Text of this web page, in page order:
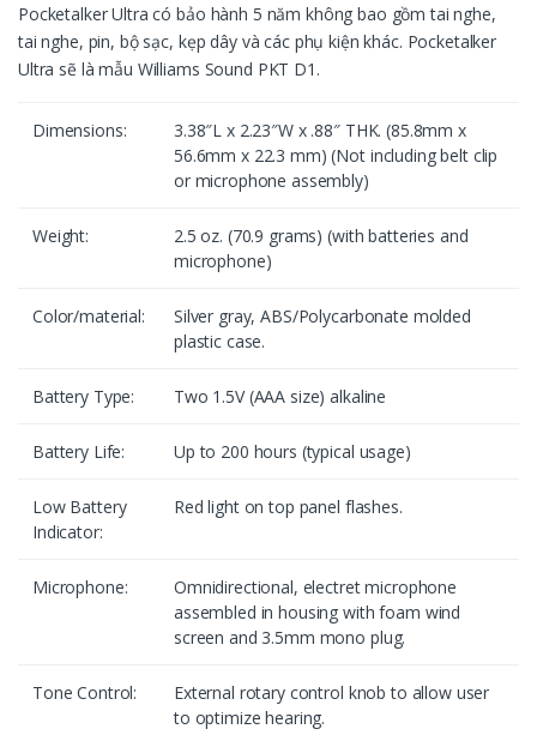
Pocketalker Ultra có bảo hành 5 năm không bao gồm tai nghe,
tai nghe, pin, bộ sạc, kẹp dây và các phụ kiện khác. Pocketalker
Ultra sẽ là mẫu Williams Sound PKT D1.
Dimensions:
3.38″L x 2.23″W x .88″ THK. (85.8mm x
56.6mm x 22.3 mm) (Not including belt clip
or microphone assembly)
Weight:
2.5 oz. (70.9 grams) (with batteries and
microphone)
Color/material:
Silver gray, ABS/Polycarbonate molded
plastic case.
Battery Type: Two 1.5V (AAA size) alkaline
Battery Life: Up to 200 hours (typical usage)
Low Battery
Indicator:
Red light on top panel flashes.
Microphone:
Omnidirectional, electret microphone
assembled in housing with foam wind
screen and 3.5mm mono plug.
Tone Control:
External rotary control knob to allow user
to optimize hearing.